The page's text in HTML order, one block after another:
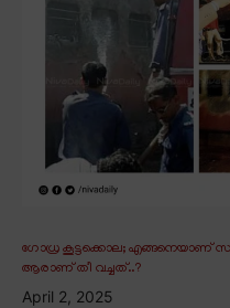
ഗോധ്ര കൂട്ടക്കൊല; എങ്ങനെയാണ്
ആരാണ് തീ വച്ചത്..?
April 2, 2025